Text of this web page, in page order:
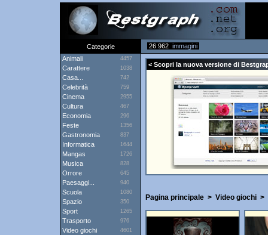
Categorie 26 962 immagini
Animali
4457
Carattere 1038
Casa... 742
Celebrità 759
Cinema 2955
Cultura 467
Economia 296
Feste 1356
Gastronomia 837
Informatica 1644
Mangas 1726
Musica 828
Orrore 645
Paesaggi... 940
Scuola 1080
Spazio 350
Sport 1265
Trasporto 976
Video giochi 4601
< Scopri la nuova versione di
Pagina principale> Video giochi>